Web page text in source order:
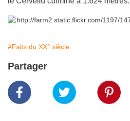
#Faits du XX° siècle
Partager